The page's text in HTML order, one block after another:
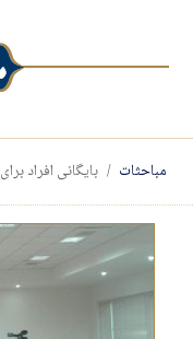
مباحثات بایگانی افراد برای